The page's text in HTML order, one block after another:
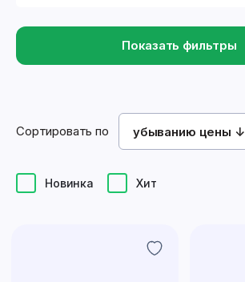
Показать фильтры
Новинка Хит
Сортировать по убыванию цены ↓